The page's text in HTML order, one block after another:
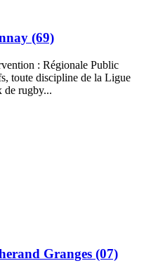
(69)
: Régionale Public
toute discipline de la Ligue
de rugby...
Granges (07)